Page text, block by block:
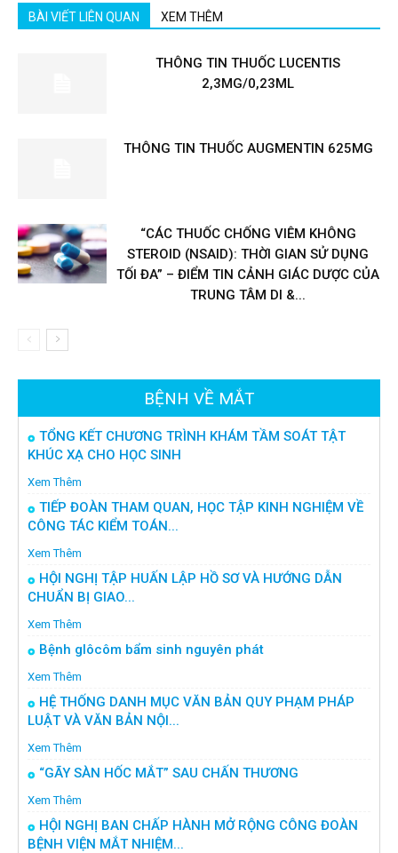
BÀI VIẾT LIÊN QUAN XEM THÊM
THÔNG TIN THUỐC LUCENTIS
2,3MG/0,23ML
THÔNG TIN THUỐC AUGMENTIN 625MG
“CÁC THUỐC CHỐNG VIÊM KHÔNG
STEROID (NSAID): THỜI GIAN SỬ DỤNG
TỐI ĐA” – ĐIỂM TIN CẢNH GIÁC DƯỢC CỦA
TRUNG TÂM DI &...
BỆNH VỀ MẮT
TỔNG KẾT CHƯƠNG TRÌNH KHÁM TẦM SOÁT TẬT
KHÚC XẠ CHO HỌC SINH
Xem Thêm
TIẾP ĐOÀN THAM QUAN, HỌC TẬP KINH NGHIỆM VỀ
CÔNG TÁC KIỂM TOÁN...
Xem Thêm
HỘI NGHỊ TẬP HUẤN LẬP HỒ SƠ VÀ HƯỚNG DẪN
CHUẨN BỊ GIAO...
Xem Thêm
Bệnh glôcôm bẩm sinh nguyên phát
Xem Thêm
HỆ THỐNG DANH MỤC VĂN BẢN QUY PHẠM PHÁP
LUẬT VÀ VĂN BẢN NỘI...
Xem Thêm
“GÃY SÀN HỐC MẮT” SAU CHẤN THƯƠNG
Xem Thêm
HỘI NGHỊ BAN CHẤP HÀNH MỞ RỘNG CÔNG ĐOÀN
BỆNH VIỆN MẮT NHIỆM...